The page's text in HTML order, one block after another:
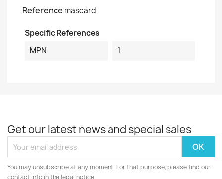
Reference mascard
Specific References
MPN
1
Get our latest news and special sales
You may unsubscribe at any moment. For that purpose, please find our
contact info in the legal notice.